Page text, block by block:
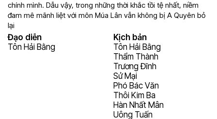
chính mình. Dẫu vậy, trong những thời khắc tồi tệ nhất, niềm
đam mê mãnh liệt với môn Múa Lân vẫn không bị A Quyên bỏ
lại
Đạo diễn
Tôn Hải Bằng
Kịch bản
Tôn Hải Bằng
Thẩm Thành
Trương Đĩnh
Sử Mại
Phó Bác Văn
Thôi Kim Ba
Hàn Nhất Mân
Uông Tuấn